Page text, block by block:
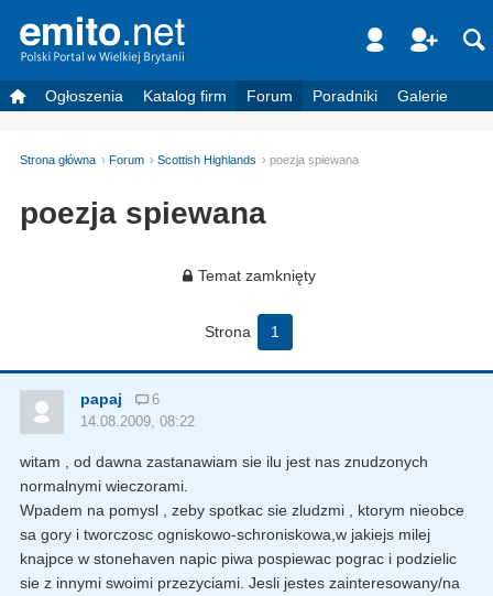
Ogłoszenia Katalog firm Forum Poradniki Galerie
Strona główna Forum Scottish Highlands poezja spiewana
poezja spiewana
Temat zamknięty
Strona 1
papaj
6
14.08.2009, 08:22
witam , od dawna zastanawiam sie ilu jest nas znudzonych
normalnymi wieczorami.
Wpadem na pomysl , zeby spotkac sie zludzmi , ktorym nieobce
sa gory i tworczosc ogniskowo-schroniskowa,w jakiejs milej
knajpce w stonehaven napic piwa pospiewac pograc i podzielic
sie z innymi swoimi przezyciami. Jesli jestes zainteresowany/na